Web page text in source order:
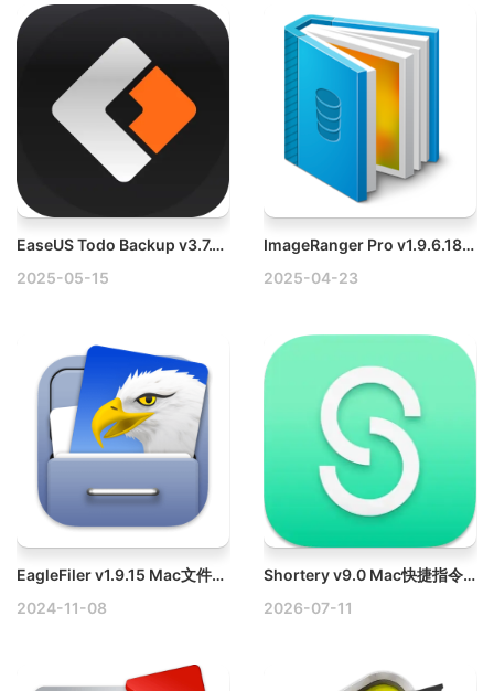
EaseUS Todo Backup v3.7.1 Mac数据备份/恢复软件破解版
2025-05-15
ImageRanger Pro v1.9.6.1888 Win图片管理软件破解版
2025-04-23
EagleFiler v1.9.15 Mac文件和信息管理工具
2024-11-08
Shortery v9.0 Mac快捷指令自动化工具
2026-07-11